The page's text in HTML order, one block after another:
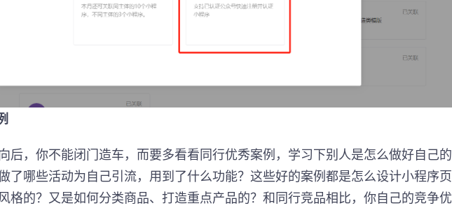
后，你不能闭门造车，而要多看看同行优秀案例，学习下别人是怎么做好自己的
了哪些活动为自己引流，用到了什么功能？这些好的案例都是怎么设计小程序页
格的？又是如何分类商品、打造重点产品的？和同行竞品相比，你自己的竞争优